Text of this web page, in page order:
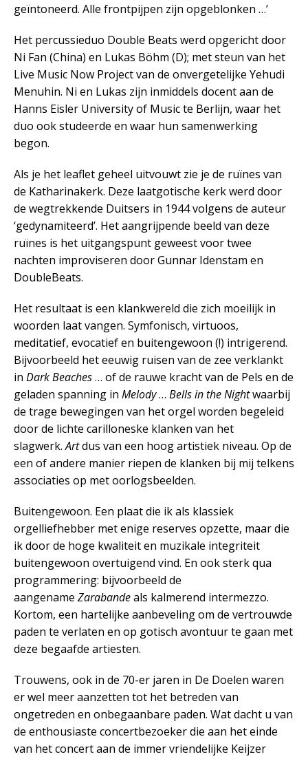
geïntoneerd. Alle frontpijpen zijn opgeblonken …’
Het percussieduo Double Beats werd opgericht door
Ni Fan (China) en Lukas Böhm (D); met steun van het
Live Music Now Project van de onvergetelijke Yehudi
Menuhin. Ni en Lukas zijn inmiddels docent aan de
Hanns Eisler University of Music te Berlijn, waar het
duo ook studeerde en waar hun samenwerking
begon.
Als je het leaflet geheel uitvouwt zie je de ruïnes van
de Katharinakerk. Deze laatgotische kerk werd door
de wegtrekkende Duitsers in 1944 volgens de auteur
‘gedynamiteerd’. Het aangrijpende beeld van deze
ruïnes is het uitgangspunt geweest voor twee
nachten improviseren door Gunnar Idenstam en
DoubleBeats.
Het resultaat is een klankwereld die zich moeilijk in
woorden laat vangen. Symfonisch, virtuoos,
meditatief, evocatief en buitengewoon (!) intrigerend.
Bijvoorbeeld het eeuwig ruisen van de zee verklankt
in Dark Beaches… of de rauwe kracht van de Pels en de
geladen spanning in Melody… Bells in the Nightwaarbij
de trage bewegingen van het orgel worden begeleid
door de lichte carilloneske klanken van het
slagwerk.Artdus van een hoog artistiek niveau. Op de
een of andere manier riepen de klanken bij mij telkens
associaties op met oorlogsbeelden.
Buitengewoon. Een plaat die ik als klassiek
orgelliefhebber met enige reserves opzette, maar die
ik door de hoge kwaliteit en muzikale integriteit
buitengewoon overtuigend vind. En ook sterk qua
programmering: bijvoorbeeld de
aangename Zarabandeals kalmerend intermezzo.
Kortom, een hartelijke aanbeveling om de vertrouwde
paden te verlaten en op gotisch avontuur te gaan met
deze begaafde artiesten.
Trouwens, ook in de 70-er jaren in De Doelen waren
er wel meer aanzetten tot het betreden van
ongetreden en onbegaanbare paden. Wat dacht u van
de enthousiaste concertbezoeker die aan het einde
van het concert aan de immer vriendelijke Keijzer